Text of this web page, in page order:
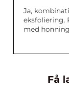
Ja,
eksfoliering.
med
Få